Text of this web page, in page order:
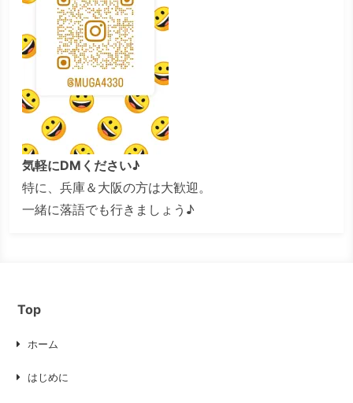
気軽にDMください♪
特に、兵庫＆大阪の方は大歓迎。
一緒に落語でも行きましょう♪
Top
ホーム
はじめに